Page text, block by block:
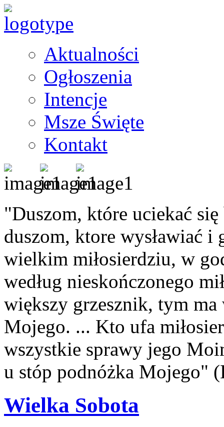
Aktualności
Ogłoszenia
Intencje
Msze Święte
Kontakt
"Duszom, które uciekać
duszom, ktore wysławiać
wielkim miłosierdziu, w
według nieskończonego
większy grzesznik, tym ma
Mojego. ... Kto ufa
wszystkie sprawy jego
u stóp podnóżka Mojego"
Wielka Sobota